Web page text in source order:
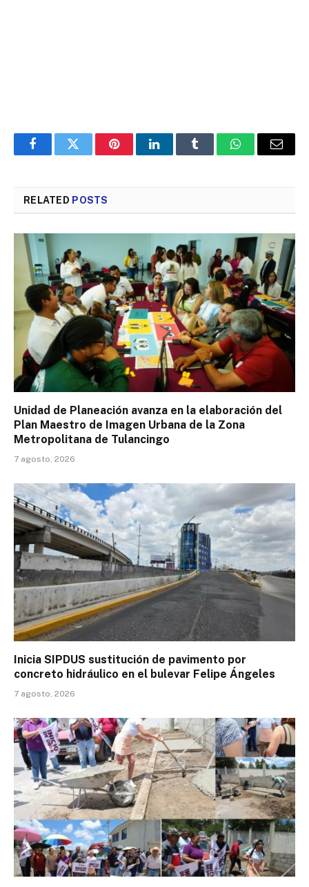
FacebookTwitter PinterestLinkedInTumblr WhatsAppEmail
RELATED POSTS
Unidad de Planeación avanza en la elaboración del
Plan Maestro de Imagen Urbana de la Zona
Metropolitana de Tulancingo
7 agosto, 2026
Inicia SIPDUS sustitución de pavimento por
concreto hidráulico en el bulevar Felipe Ángeles
7 agosto, 2026